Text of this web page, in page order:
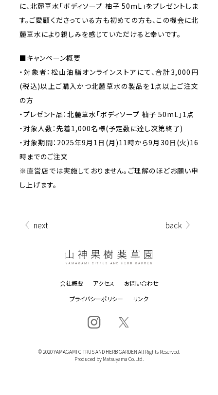
に、北麓草水「ボディソープ 柚子 50mL」をプレゼントしま
す。ご愛顧くださっている方も初めての方も、この機会に北
麓草水により親しみを感じていただけると幸いです。
■キャンペーン概要
・対象者：松山油脂オンラインストアにて、合計3,000円
(税込)以上ご購入かつ北麓草水の製品を1点以上ご注文
の方
・プレゼント品：北麓草水「ボディソープ 柚子 50mL」1点
・対象人数：先着1,000名様(予定数に達し次第終了)
・対象期間：2025年9月1日(月)11時から9月30日(火)16
時までのご注文
※直営店では実施しておりません。ご理解のほどお願い申
し上げます。
next back
会社概要 アクセス
お問い合わせ
プライバシーポリシー
リンク
© 2020 YAMAGAMI CITRUS AND HERB GARDEN All Rights Reserved.
Produced by Matsuyama Co.Ltd.